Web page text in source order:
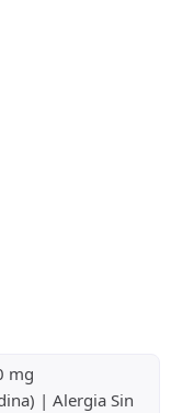
mg
| Alergia Sin